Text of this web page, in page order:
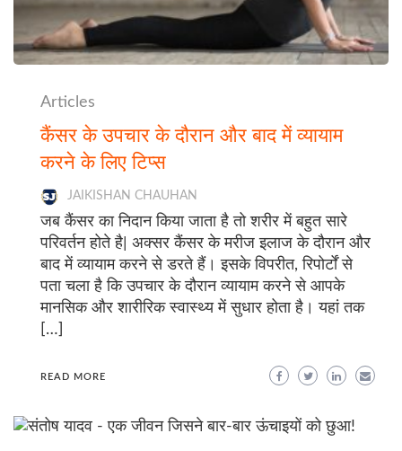
Articles
कैंसर के उपचार के दौरान और बाद में व्यायाम
करने के लिए टिप्स
JAIKISHAN CHAUHAN
जब कैंसर का निदान किया जाता है तो शरीर में बहुत सारे
परिवर्तन होते है| अक्सर कैंसर के मरीज इलाज के दौरान और
बाद में व्यायाम करने से डरते हैं। इसके विपरीत, रिपोर्टों से
पता चला है कि उपचार के दौरान व्यायाम करने से आपके
मानसिक और शारीरिक स्वास्थ्य में सुधार होता है। यहां तक
[…]
READ MORE